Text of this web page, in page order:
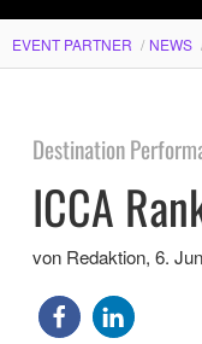
EVENT PARTNER NEWS
Destination
ICCA
von Redaktion, 6.